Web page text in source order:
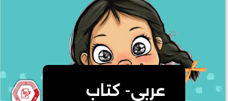
عربي- كتاب